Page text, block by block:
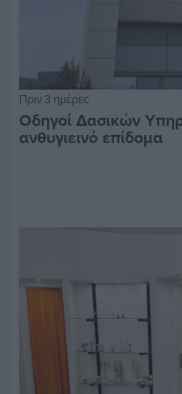
Πριν 3 ημέρες
Οδηγοί Δασικών
ανθυγιεινό επίδομα